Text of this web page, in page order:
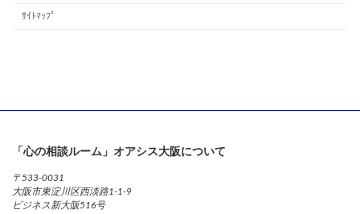
ｻｲﾄﾏｯﾌﾟ
「心の相談ルーム」オアシス大阪について
〒533-0031
大阪市東淀川区西淡路1-1-9
ビジネス新大阪516号